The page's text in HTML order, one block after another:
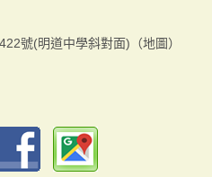
號(明道中學斜對面)（地圖）